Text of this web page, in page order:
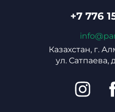
+7 776
Казахстан, г.
ул. Сатпаева,